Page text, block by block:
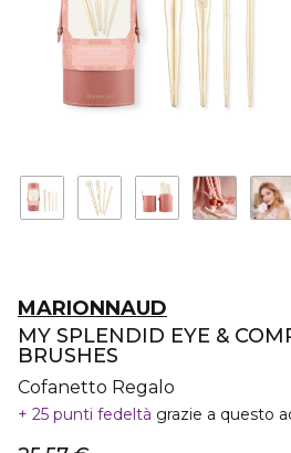
MARIONNAUD
MY SPLENDID EYE &
BRUSHES
Cofanetto Regalo
25 punti fedeltà grazie a questo